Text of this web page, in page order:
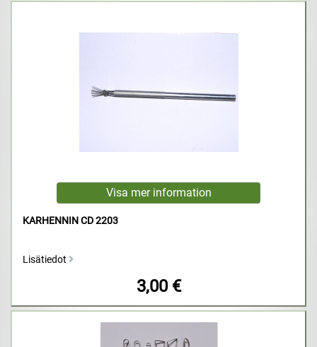
KARHENNIN CD 2203
Lisätiedot
3,00 €